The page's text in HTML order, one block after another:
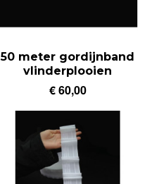
50 meter gordijnband
vlinderplooien
€ 60,00